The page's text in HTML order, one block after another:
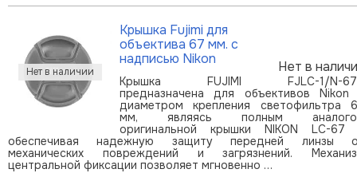
Нет в
Крышка Fujimi для
объектива 67 мм. с
надписью Nikon
Крышка FUJIMI FJLC-1/N-
предназначена для объективов Nikon
диаметром крепления светофильтра
мм, являясь полным
оригинальной крышки NIKON LC-67
обеспечивая надежную защиту передней линзы
механических повреждений и загрязнений.
центральной фиксации позволяет мгновенно …